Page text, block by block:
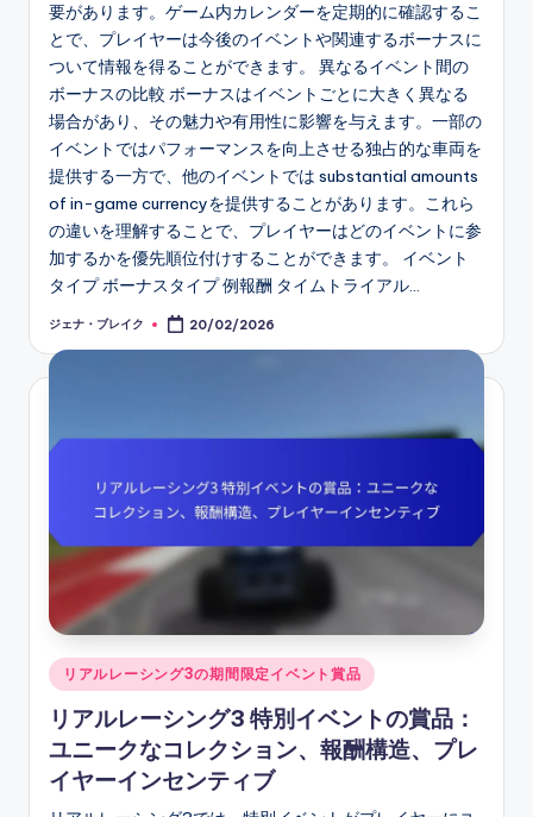
要があります。ゲーム内カレンダーを定期的に確認するこ
とで、プレイヤーは今後のイベントや関連するボーナスに
ついて情報を得ることができます。 異なるイベント間の
ボーナスの比較 ボーナスはイベントごとに大きく異なる
場合があり、その魅力や有用性に影響を与えます。一部の
イベントではパフォーマンスを向上させる独占的な車両を
提供する一方で、他のイベントでは substantial amounts
of in-game currencyを提供することがあります。これら
の違いを理解することで、プレイヤーはどのイベントに参
加するかを優先順位付けすることができます。 イベント
タイプ ボーナスタイプ 例報酬 タイムトライアル…
Posted
ジェナ・ブレイク 20/02/2026
Posted
in
リアルレーシング3の期間限定イベント賞品
リアルレーシング3 特別イベントの賞品：
ユニークなコレクション、報酬構造、プレ
イヤーインセンティブ